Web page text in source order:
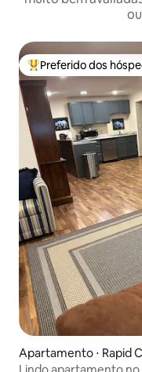
Entre os melhores
Preferido dos
Apartamento ⋅ Rapid